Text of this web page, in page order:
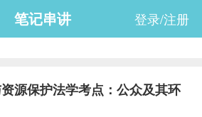
笔记串讲 登录/注册
源保护法学考点：公众及其环